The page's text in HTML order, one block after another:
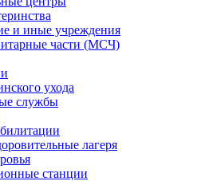
и иные учреждения
части (МСЧ)
ухода
службы
лагеря
станции